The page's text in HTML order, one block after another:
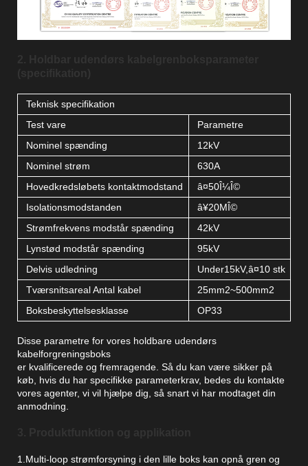
Teknisk specifikation
Test vare
Parametre
Nominel spænding
12kV
Nominel strøm
630A
Hovedkredsløbets kontaktmodstand
â¤50Î¼Î©
Isolationsmodstanden
â¥20MÎ©
Strømfrekvens modstår spænding
42kV
Lynstød modstår spænding
95kV
Delvis udledning
Under15kV,â¤10 stk
Tværsnitsareal Antal kabel
25mm2~500mm2
Boksbeskyttelsesklasse
OP33
Disse parametre for vores holdbare udendørs
kabelforgreningsboks
er kvalificerede og fremragende. Så du kan være sikker på
køb, hvis du har specifikke parameterkrav, bedes du kontakte
vores agenter, vi vil hjælpe dig, så snart vi har modtaget din
anmodning.
1.Multi-loop strømforsyning i den lille boks kan opnå gren og